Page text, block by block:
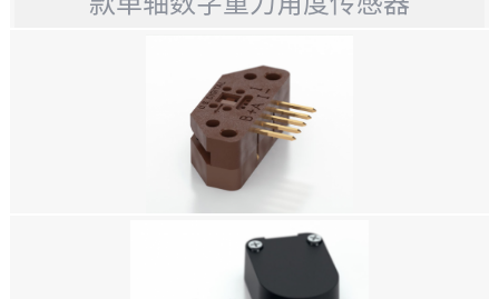
美国US DIGITAL,A2T 绝对式光学测斜仪,一款单轴数字重力角度传感器